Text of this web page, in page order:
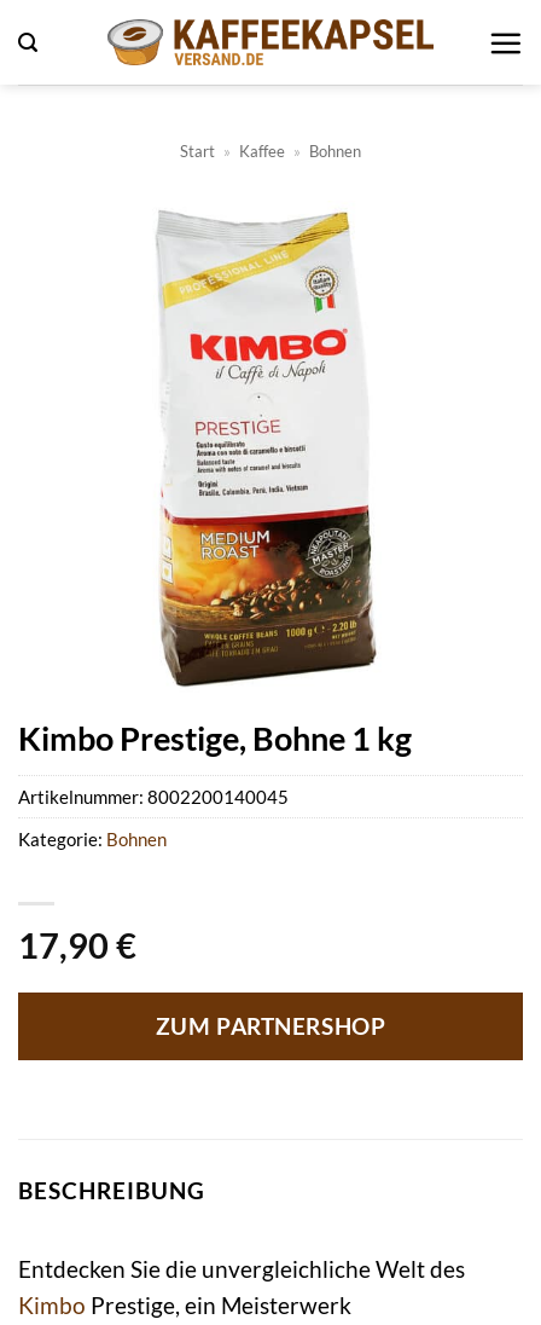
Inhalt
springen
Start » Kaffee » Bohnen
Kimbo Prestige, Bohne 1 kg
17,90 €
ZUM PARTNERSHOP
Artikelnummer: 8002200140045
Kategorie: Bohnen
BESCHREIBUNG
Entdecken Sie die unvergleichliche Welt des
Kimbo Prestige, ein Meisterwerk